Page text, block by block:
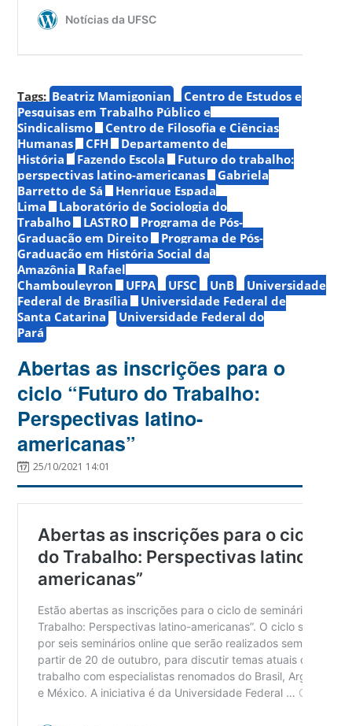
Tags: Beatriz Mamigonian
Centro de Estudos e
Pesquisas em Trabalho Público e
Sindicalismo
Centro de Filosofia e Ciências
Humanas
CFH
Departamento de
História
Fazendo Escola
Futuro do trabalho:
perspectivas latino-americanas
Gabriela
Barretto de Sá
Henrique Espada
Lima
Laboratório de Sociologia do
Trabalho
LASTRO
Programa de Pós-
Graduação em Direito
Programa de Pós-
Graduação em História Social da
Amazônia
Rafael
Chambouleyron
UFPA UFSC UnB
Universidade
Federal de Brasília
Universidade Federal de
Santa Catarina
Universidade Federal do
Pará
Abertas as inscrições para o
ciclo “Futuro do Trabalho:
Perspectivas latino-
americanas”
25/10/2021 14:01